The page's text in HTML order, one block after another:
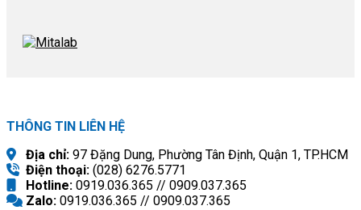
THÔNG TIN LIÊN HỆ
Địa chỉ: 97 Đặng Dung, Phường Tân Định, Quận 1, TP.HCM
Điện thoại: (028) 6276.5771
Hotline: 0919.036.365 // 0909.037.365
Zalo: 0919.036.365 // 0909.037.365